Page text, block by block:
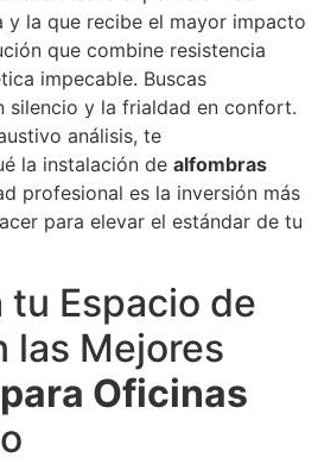
y la que recibe el mayor impacto
que combine resistencia
impecable. Buscas
silencio y la frialdad en confort.
análisis, te
la instalación de alfombras
profesional es la inversión más
para elevar el estándar de tu
tu Espacio de
las Mejores
Oficinas